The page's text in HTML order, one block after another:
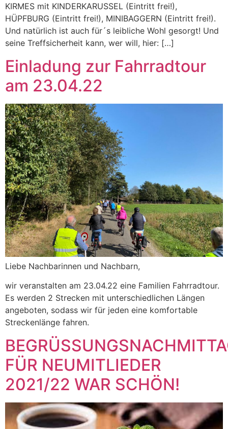
KIRMES mit KINDERKARUSSEL (Eintritt frei!),
HÜPFBURG (Eintritt frei!), MINIBAGGERN (Eintritt frei!).
Und natürlich ist auch für´s leibliche Wohl gesorgt! Und
seine Treffsicherheit kann, wer will, hier: […]
Einladung zur Fahrradtour
am 23.04.22
Liebe Nachbarinnen und Nachbarn,
wir veranstalten am 23.04.22 eine Familien Fahrradtour.
Es werden 2 Strecken mit unterschiedlichen Längen
angeboten, sodass wir für jeden eine komfortable
Streckenlänge fahren.
FÜR NEUMITLIEDER
2021/22 WAR SCHÖN!